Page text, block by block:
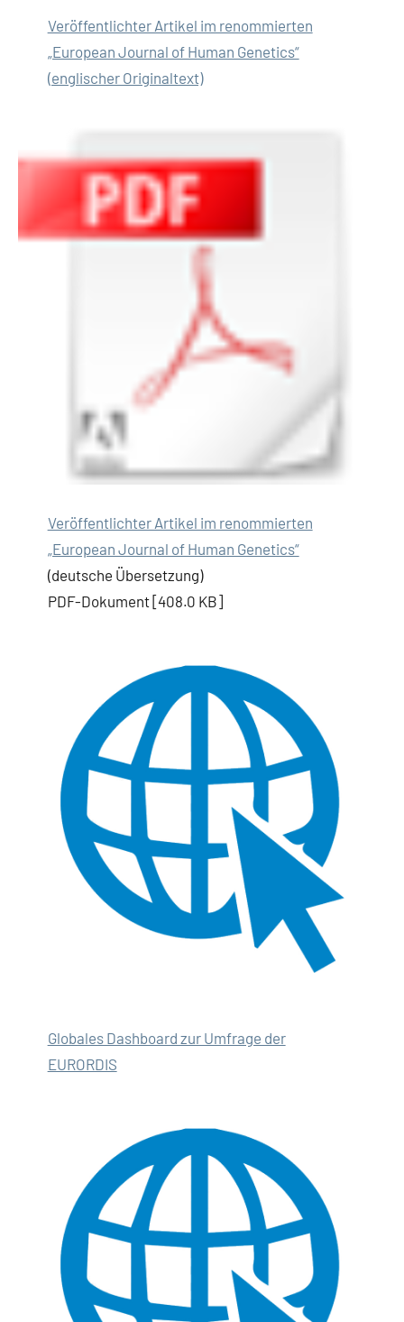
Veröffentlichter Artikel im renommierten
„European Journal of Human Genetics“
(englischer Originaltext)
Veröffentlichter Artikel im renommierten
„European Journal of Human Genetics“
(deutsche Übersetzung)
PDF-Dokument [408.0 KB]
Globales Dashboard zur Umfrage der
EURORDIS